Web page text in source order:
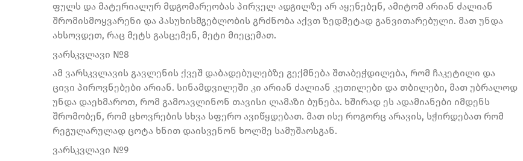
ფულს და მატერიალურ მდგომარეობას პირველ ადგილზე არ აყენებენ, ამიტომ არიან ძალიან
შრომისმოყვარენი და პასუხისმგებლობის გრძნობა აქვთ ზედმეტად განვითარებული. მათ უნდა
ახსოვდეთ, რაც მეტს გასცემენ, მეტი მიეცემათ.
ვარსკვლავი №8
ამ ვარსკვლავის გავლენის ქვეშ დაბადებულებზე გექმნება შთაბეჭდილება, რომ ჩაკეტილი და
ცივი პიროვნებები არიან. სინამდვილეში კი არიან ძალიან კეთილები და თბილები, მათ უბრალოდ
უნდა დაეხმაროთ, რომ გამოავლინონ თავისი ლამაზი ბუნება. ხშირად ეს ადამიანები იმდენს
შრომობენ, რომ ცხოვრების სხვა სფერო ავიწყდებათ. მათ ისე როგორც არავის, სჭირდებათ რომ
რეგულარულად ცოტა ხნით დაისვენონ ხოლმე სამუშაოსგან.
ვარსკვლავი №9